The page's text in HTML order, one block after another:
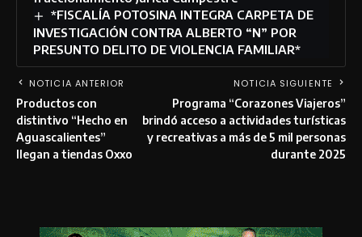
*FISCALÍA POTOSINA INTEGRA CARPETA DE
INVESTIGACIÓN CONTRA ALBERTO “N” POR
PRESUNTO DELITO DE VIOLENCIA FAMILIAR*
NOTICIA ANTERIOR
Productos con
distintivo “Hecho en
Aguascalientes”
llegan a tiendas Oxxo
NOTICIA SIGUIENTE
Programa “Corazones Viajeros”
brindó acceso a actividades turísticas
y recreativas a más de 5 mil personas
durante 2025